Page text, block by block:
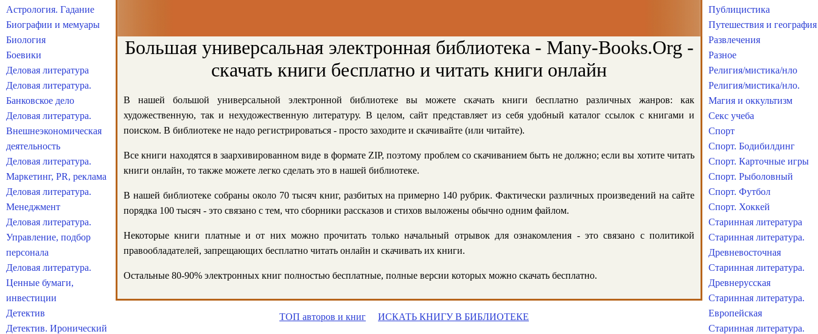
Большая универсальная электронная библиотека - Many-Books.Org -
скачать книги бесплатно и читать книги онлайн
В нашей большой универсальной электронной библиотеке вы можете скачать книги бесплатно различных жанров: как
художественную, так и нехудожественную литературу. В целом, сайт представляет из себя удобный каталог ссылок с книгами и
поиском. В библиотеке не надо регистрироваться - просто заходите и скачивайте (или читайте).
Все книги находятся в заархивированном виде в формате ZIP, поэтому проблем со скачиванием быть не должно; если вы хотите читать
книги онлайн, то также можете легко сделать это в нашей библиотеке.
В нашей библиотеке собраны около 70 тысяч книг, разбитых на примерно 140 рубрик. Фактически различных произведений на сайте
порядка 100 тысяч - это связано с тем, что сборники рассказов и стихов выложены обычно одним файлом.
Некоторые книги платные и от них можно прочитать только начальный отрывок для ознакомления - это связано с политикой
правообладателей, запрещающих бесплатно читать онлайн и скачивать их книги.
Остальные 80-90% электронных книг полностью бесплатные, полные версии которых можно скачать бесплатно.
ТОП авторов и книг ИСКАТЬ КНИГУ В БИБЛИОТЕКЕ
Астрология. Гадание
Биографии и мемуары
Биология
Боевики
Деловая литература
Деловая литература.
Банковское дело
Деловая литература.
Внешнеэкономическая
деятельность
Деловая литература.
Маркетинг, PR, реклама
Деловая литература.
Менеджмент
Деловая литература.
Управление, подбор
персонала
Деловая литература.
Ценные бумаги,
инвестиции
Детектив
Детектив. Иронический
Публицистика
Путешествия и география
Развлечения
Разное
Религия/мистика/нло
Религия/мистика/нло.
Магия и оккультизм
Секс учеба
Спорт
Спорт. Бодибилдинг
Спорт. Карточные игры
Спорт. Рыболовный
Спорт. Футбол
Спорт. Хоккей
Старинная литература
Старинная литература.
Древневосточная
Старинная литература.
Древнерусская
Старинная литература.
Европейская
Старинная литература.